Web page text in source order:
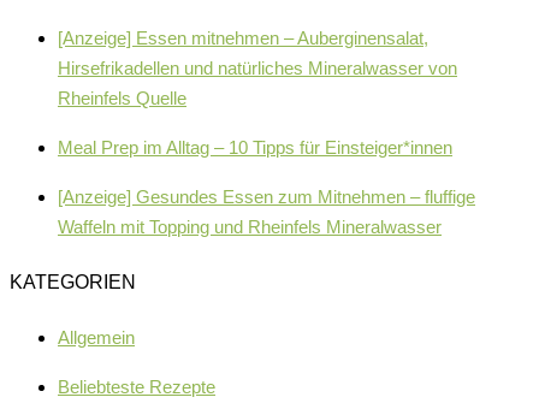
[Anzeige] Essen mitnehmen – Auberginensalat,
Hirsefrikadellen und natürliches Mineralwasser von
Rheinfels Quelle
Meal Prep im Alltag – 10 Tipps für Einsteiger*innen
[Anzeige] Gesundes Essen zum Mitnehmen – fluffige
Waffeln mit Topping und Rheinfels Mineralwasser
KATEGORIEN
Allgemein
Beliebteste Rezepte